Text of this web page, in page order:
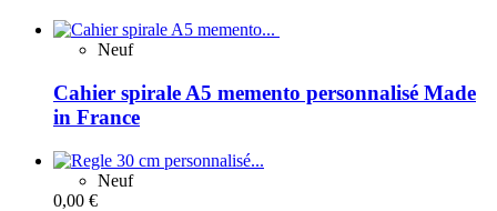
Neuf
Cahier spirale A5 memento personnalisé Made
in France
Neuf
0,00 €